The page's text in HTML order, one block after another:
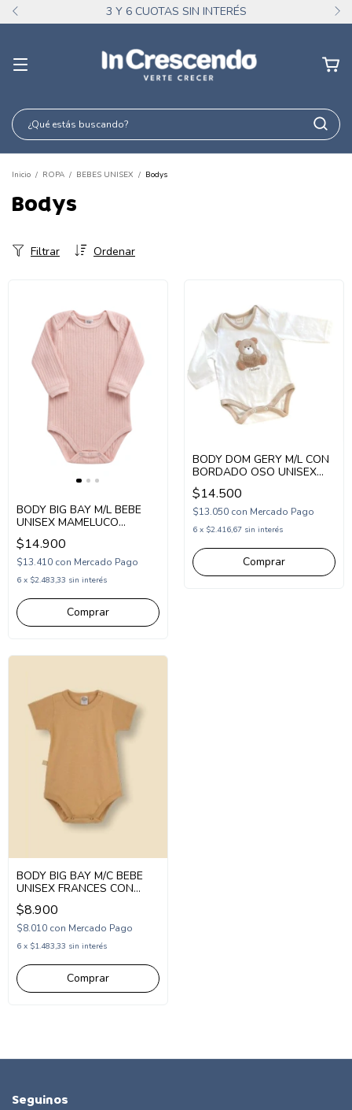
3 Y 6 CUOTAS SIN INTERÉS
Inicio / ROPA / BEBES UNISEX / Bodys
Bodys
Ordenar
Filtrar
BODY BIG BAY M/L BEBE
UNISEX MAMELUCO
CANALE (BI262065)
$14.900
$13.410 con Mercado Pago
6 x $2.483,33 sin interés
Comprar
BODY DOM GERY M/L CON
BORDADO OSO UNISEX
(DG243107)
$14.500
$13.050 con Mercado Pago
6 x $2.416,67 sin interés
Comprar
BODY BIG BAY M/C BEBE
UNISEX FRANCES CON
BROCHE (BI252600)
$8.900
$8.010 con Mercado Pago
6 x $1.483,33 sin interés
Comprar
Seguinos